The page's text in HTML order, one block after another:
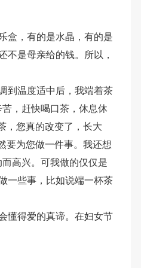
盒，有的是水晶，有的是
是母亲给的钱。所以，
到温度适中后，我端着茶
，赶快喝口茶，休息休
，您真的改变了，长大
要为您做一件事。我还想
高兴。可我做的仅仅是
一些事，比如说端一杯茶
懂得爱的真谛。在妇女节